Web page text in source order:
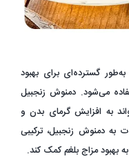
گسترده‌ای برای بهبود
می‌شود. دمنوش زنجبیل
به افزایش گرمای بدن و
دمنوش زنجبیل، ترکیبی
بهبود مزاج بلغم کمک کند.